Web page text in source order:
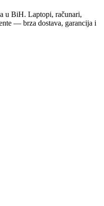
u BiH. Laptopi, računari,
— brza dostava, garancija i